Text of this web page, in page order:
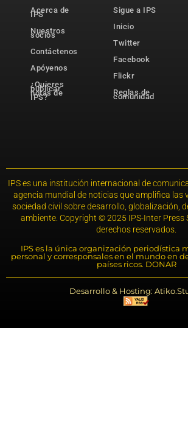
Acerca de
IPS
Nuestros
socios
Contáctenos
Apóyenos
¿Quieres
publicar
notas de
IPS?
Sigue a IPS
Inicio
Twitter
Facebook
Flickr
Reglas de
comunidad
IPS es una institución internacional de
agencia mundial de noticias que amplifica las
sociedad civil sobre desarrollo, globalización,
ambiente. Copyright © 2025 IPS-Inter Press
derechos reservados.
IPS es la única organización periodística
personal y corresponsales en el mundo en
países ricos. DONAR
Desarrollo & Hosting: